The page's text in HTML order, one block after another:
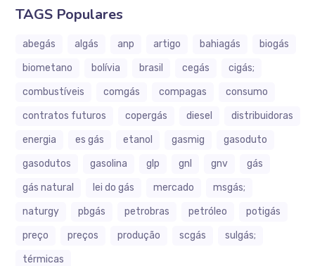
TAGS Populares
abegás algás anp artigo bahiagás
biogás
biometano
bolívia brasil cegás
cigás;
combustíveis
comgás compagas
consumo
contratos futuros
copergás diesel
distribuidoras
energia
es gás etanol gasmig
gasoduto
gasodutos
gasolina glp gnl gnv
gás
gás natural
lei do gás mercado
msgás;
naturgy
pbgás petrobras petróleo
potigás
preço
preços produção scgás
sulgás;
térmicas